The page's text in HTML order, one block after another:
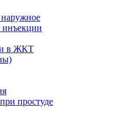
в ЖКТ
простуде